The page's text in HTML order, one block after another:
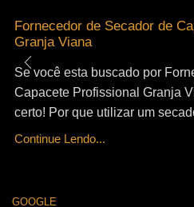
Fornecedor de Secador de
Granja Viana
Se você esta buscado por
Capacete Profissional Granja
certo! Por que utilizar um
Continue Lendo...
GOOGLE